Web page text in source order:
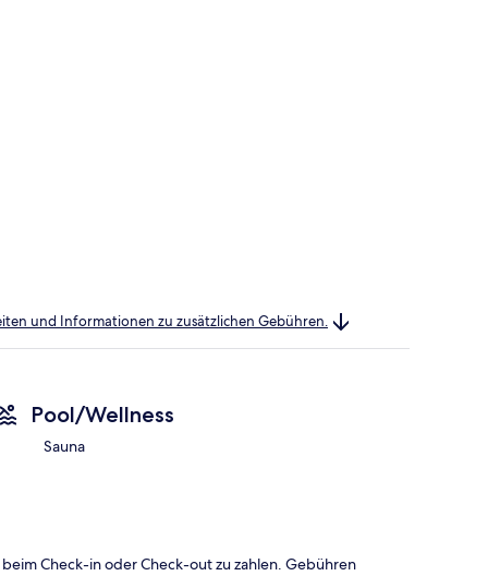
und Informationen zu zusätzlichen Gebühren.
Pool/Wellness
Sauna
Check-in oder Check-out zu zahlen. Gebühren